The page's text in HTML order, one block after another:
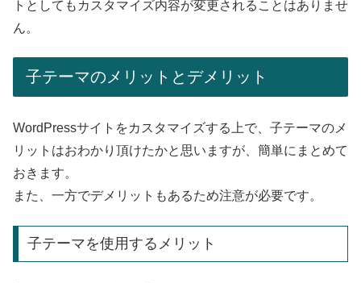
トとしてもカスタマイズ内容が変更されることはありませ
ん。
子テーマのメリットとデメリット
WordPressサイトをカスタマイズする上で、子テーマのメ
リットはおわかり頂けたかと思いますが、簡単にまとめて
おきます。
また、一方でデメリットもあるため注意が必要です。
子テーマを使用するメリット